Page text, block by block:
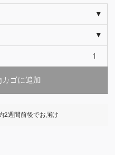
ゴに追加
2週間前後でお届け